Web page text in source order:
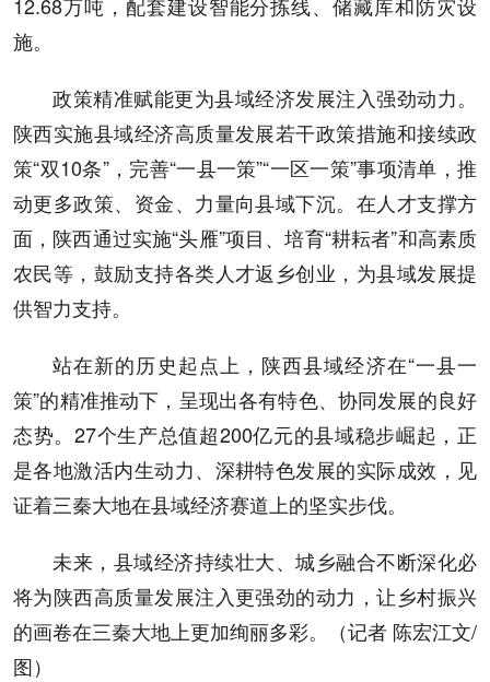
施。
政策精准赋能更为县域经济发展注入强劲动力。
陕西实施县域经济高质量发展若干政策措施和接续政
策“双10条”，完善“一县一策”“一区一策”事项清单，推
动更多政策、资金、力量向县域下沉。在人才支撑方
面，陕西通过实施“头雁”项目、培育“耕耘者”和高素质
农民等，鼓励支持各类人才返乡创业，为县域发展提
供智力支持。
站在新的历史起点上，陕西县域经济在“一县一
策”的精准推动下，呈现出各有特色、协同发展的良好
态势。27个生产总值超200亿元的县域稳步崛起，正
是各地激活内生动力、深耕特色发展的实际成效，见
证着三秦大地在县域经济赛道上的坚实步伐。
未来，县域经济持续壮大、城乡融合不断深化必
将为陕西高质量发展注入更强劲的动力，让乡村振兴
的画卷在三秦大地上更加绚丽多彩。（记者 陈宏江文/
图）